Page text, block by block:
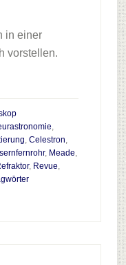
in einer
vorstellen.
,
, Celestron,
, Meade,
, Revue,